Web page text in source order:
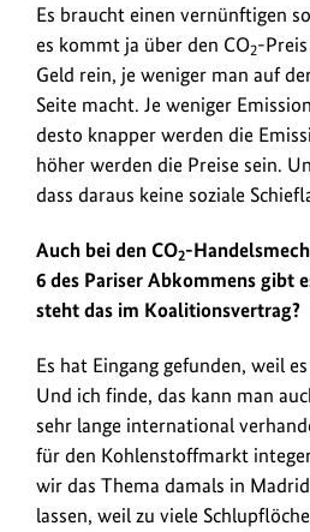
Es braucht einen vernünftigen
es kommt ja über den CO2-
Geld rein, je weniger man auf
Seite macht. Je weniger
desto knapper werden die
höher werden die Preise sein.
dass daraus keine soziale
Auch bei den CO2-
6 des Pariser Abkommens gibt
steht das im Koalitionsvertrag?
Es hat Eingang gefunden, weil
Und ich finde, das kann man
sehr lange international
für den Kohlenstoffmarkt
wir das Thema damals in
lassen, weil zu viele